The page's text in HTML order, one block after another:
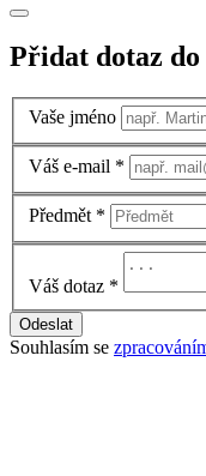
Přidat dotaz
Vaše jméno
Váš e-mail *
Předmět *
Váš dotaz *
Odeslat
Souhlasím se